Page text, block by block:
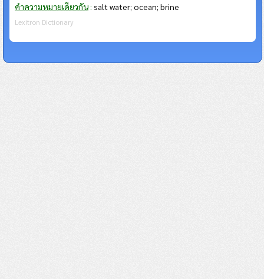
คำความหมายเดียวกัน : salt water; ocean; brine
Lexitron Dictionary